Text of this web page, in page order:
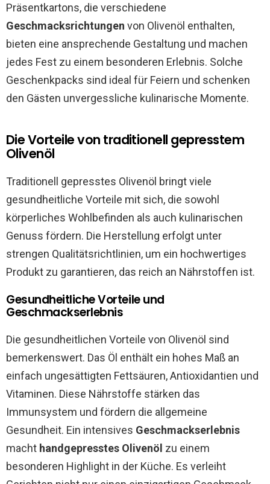
Präsentkartons, die verschiedene
Geschmacksrichtungen von Olivenöl enthalten,
bieten eine ansprechende Gestaltung und machen
jedes Fest zu einem besonderen Erlebnis. Solche
Geschenkpacks sind ideal für Feiern und schenken
den Gästen unvergessliche kulinarische Momente.
Die Vorteile von traditionell gepresstem
Olivenöl
Traditionell gepresstes Olivenöl bringt viele
gesundheitliche Vorteile mit sich, die sowohl
körperliches Wohlbefinden als auch kulinarischen
Genuss fördern. Die Herstellung erfolgt unter
strengen Qualitätsrichtlinien, um ein hochwertiges
Produkt zu garantieren, das reich an Nährstoffen ist.
Gesundheitliche Vorteile und
Geschmackserlebnis
Die gesundheitlichen Vorteile von Olivenöl sind
bemerkenswert. Das Öl enthält ein hohes Maß an
einfach ungesättigten Fettsäuren, Antioxidantien und
Vitaminen. Diese Nährstoffe stärken das
Immunsystem und fördern die allgemeine
Gesundheit. Ein intensives Geschmackserlebnis
macht handgepresstes Olivenöl zu einem
besonderen Highlight in der Küche. Es verleiht